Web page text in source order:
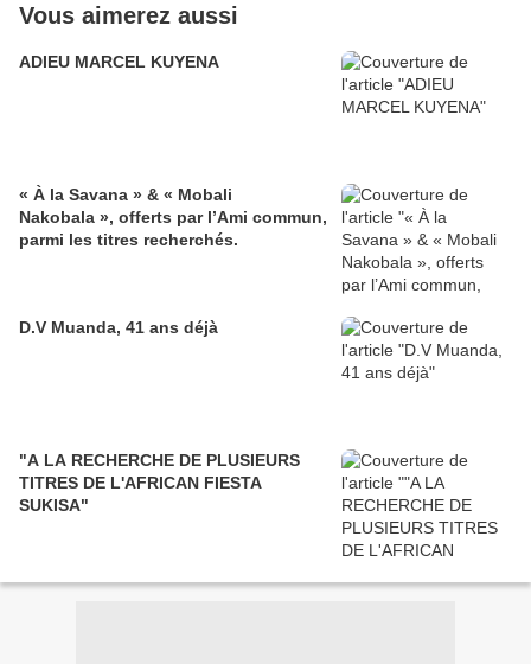
Vous aimerez aussi
ADIEU MARCEL KUYENA
« À la Savana » & « Mobali
Nakobala », offerts par l’Ami commun,
parmi les titres recherchés.
D.V Muanda, 41 ans déjà
"A LA RECHERCHE DE PLUSIEURS
TITRES DE L'AFRICAN FIESTA
SUKISA"